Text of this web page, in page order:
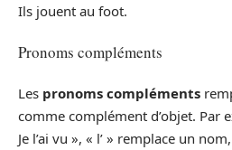
Ils jouent au foot.
Pronoms compléments
Les pronoms compléments
comme complément d’objet. Par
Je l’ai vu », « l’ » remplace un